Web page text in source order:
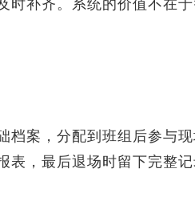
补齐。系统的价值不在
案，分配到班组后参与
表，最后退场时留下完整